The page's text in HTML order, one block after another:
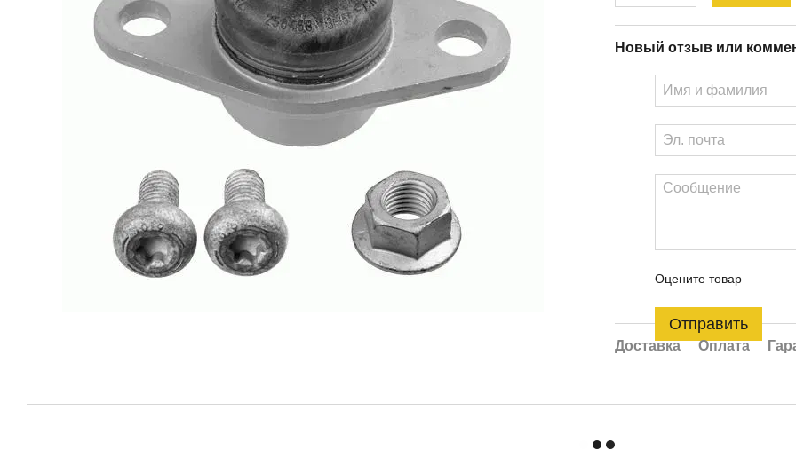
Новый отзыв или
Оцените товар
Отправить
Доставка Оплата